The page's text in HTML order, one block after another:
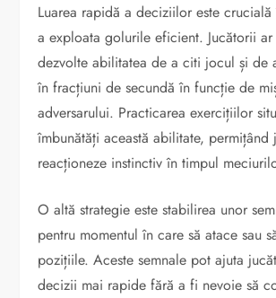
Luarea rapidă a deciziilor este crucială
a exploata golurile eficient. Jucătorii ar
dezvolte abilitatea de a citi jocul și de
în fracțiuni de secundă în funcție de
adversarului. Practicarea exercițiilor
îmbunătăți această abilitate, permițând
reacționeze instinctiv în timpul
O altă strategie este stabilirea unor
pentru momentul în care să atace sau
pozițiile. Aceste semnale pot ajuta
decizii mai rapide fără a fi nevoie să